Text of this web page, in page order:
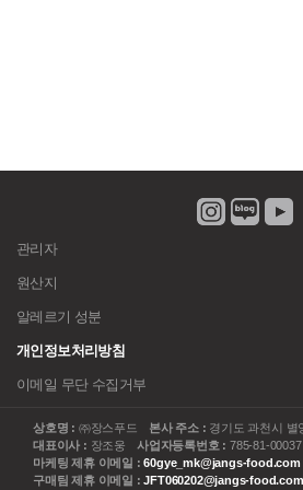
관리자
원산지
알레르기 성분
개인정보처리방침
이메일 무단 수집거부
상호명 : ㈜장스푸드 본사 주소 : 경기도 과천시 별
대표이사 : 장조웅 사업자등록번호 :785-81-00037
마케팅 제휴 이메일 :60gye_mk@jangs-food.com
구매팀 제휴 이메일 :JFT060202@jangs-food.com